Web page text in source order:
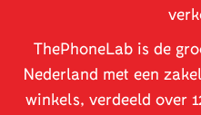
ThePhoneLab is de
Nederland met een
winkels, verdeeld over